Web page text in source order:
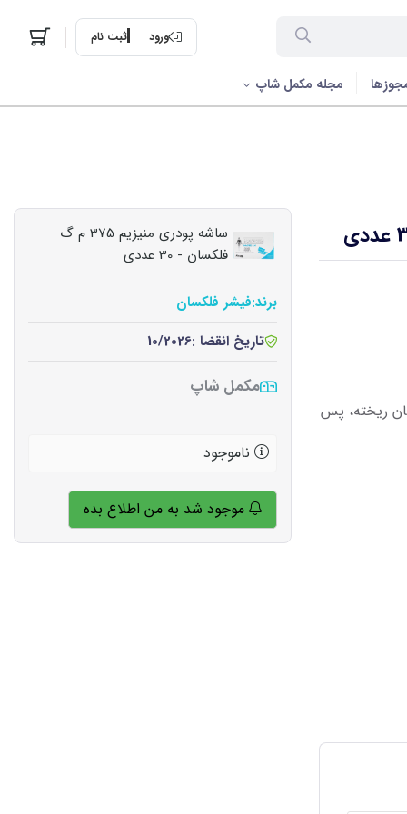
ورود ثبت نام
مجله مکمل شاپ
ریخته، پس
ساشه پودری منیزیم 375 م گ
فلکسان - 30 عددی
برند:فیشر فلکسان
تاریخ انقضا :10/2026
مکمل شاپ
ناموجود
موجود شد به من اطلاع بده